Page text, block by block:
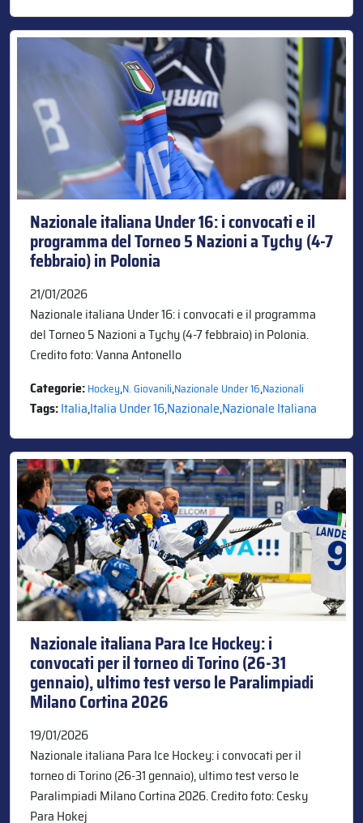
Nazionale italiana Under 16: i convocati e il
programma del Torneo 5 Nazioni a Tychy (4-7
febbraio) in Polonia
21/01/2026
Nazionale italiana Under 16: i convocati e il programma
del Torneo 5 Nazioni a Tychy (4-7 febbraio) in Polonia.
Credito foto: Vanna Antonello
Categorie:Hockey,N. Giovanili,Nazionale Under 16,Nazionali
Tags:Italia,Italia Under 16,Nazionale,Nazionale Italiana
Nazionale italiana Para Ice Hockey: i
convocati per il torneo di Torino (26-31
gennaio), ultimo test verso le Paralimpiadi
Milano Cortina 2026
19/01/2026
Nazionale italiana Para Ice Hockey: i convocati per il
torneo di Torino (26-31 gennaio), ultimo test verso le
Paralimpiadi Milano Cortina 2026. Credito foto: Cesky
Para Hokej